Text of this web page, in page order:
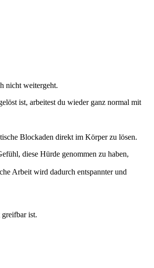
nicht weitergeht.
ist, arbeitest du wieder ganz normal mit
Blockaden direkt im Körper zu lösen.
diese Hürde genommen zu haben,
Arbeit wird dadurch entspannter und
ist.